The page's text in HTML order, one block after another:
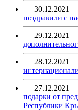
30.12.2021
поздравили с
29.12.2021
28.12.2021
27.12.2021
подарки от
Республики